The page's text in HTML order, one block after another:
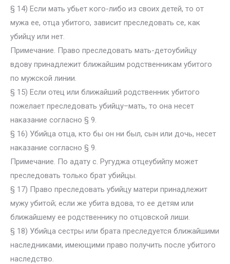
§ 14) Если мать убьет кого-либо из своих детей, то от
мужа ее, отца убитого, зависит преследовать се, как
убийцу или нет.
Примечание. Право преследовать мать-детоубийцу
вдову принадлежит ближайшим родственникам убитого
по мужской линии.
§ 15) Если отец или ближайший родственник убитого
пожелает преследовать убийцу–мать, то она несет
наказание согласно § 9.
§ 16) Убийца отца, кто бы он ни был, сын или дочь, несет
наказание согласно § 9.
Примечание. По адату с. Ругуджа отцеубийпу может
преследовать только брат убийцы.
§ 17) Право преследовать убийцу матери принадлежит
мужу убитой; если же убита вдова, то ее детям или
ближайшему ее родственнику по отцовской лиши.
§ 18) Убийца сестры или брата преследуется ближайшими
наследниками, имеющими право получить после убитого
наследство.